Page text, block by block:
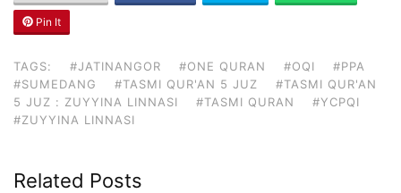
Pin It
TAGS: #JATINANGOR #ONE QURAN #OQI
#PPA
#SUMEDANG
#TASMI QUR'AN 5 JUZ
#TASMI QUR'AN
5 JUZ : ZUYYINA LINNASI
#TASMI QURAN
#YCPQI
#ZUYYINA LINNASI
Related Posts